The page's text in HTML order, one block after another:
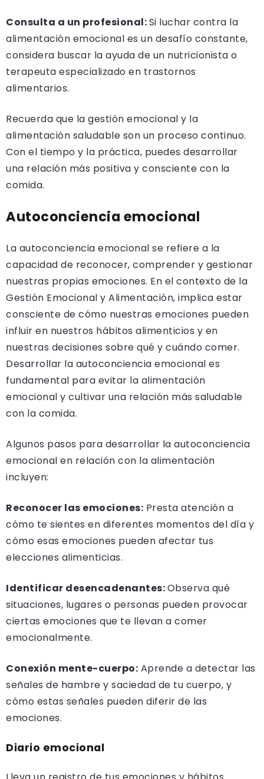
Consulta a un profesional:Si luchar contra la
alimentación emocional es un desafío constante,
considera buscar la ayuda de un nutricionista o
terapeuta especializado en trastornos
alimentarios.
Recuerda que la gestión emocional y la
alimentación saludable son un proceso continuo.
Con el tiempo y la práctica, puedes desarrollar
una relación más positiva y consciente con la
comida.
Autoconciencia emocional
La autoconciencia emocional se refiere a la
capacidad de reconocer, comprender y gestionar
nuestras propias emociones. En el contexto de la
Gestión Emocional y Alimentación, implica estar
consciente de cómo nuestras emociones pueden
influir en nuestros hábitos alimenticios y en
nuestras decisiones sobre qué y cuándo comer.
Desarrollar la autoconciencia emocional es
fundamental para evitar la alimentación
emocional y cultivar una relación más saludable
con la comida.
Algunos pasos para desarrollar la autoconciencia
emocional en relación con la alimentación
incluyen:
Reconocer las emociones: Presta atención a
cómo te sientes en diferentes momentos del día y
cómo esas emociones pueden afectar tus
elecciones alimenticias.
Identificar desencadenantes:Observa qué
situaciones, lugares o personas pueden provocar
ciertas emociones que te llevan a comer
emocionalmente.
Conexión mente-cuerpo: Aprende a detectar las
señales de hambre y saciedad de tu cuerpo, y
cómo estas señales pueden diferir de las
emociones.
Diario emocional